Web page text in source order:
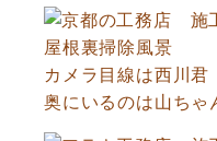
屋根裏掃除風景
カメラ目線は西川君
奥にいるのは山ちゃ